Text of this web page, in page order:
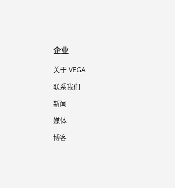
企业
关于 VEGA
联系我们
新闻
媒体
博客